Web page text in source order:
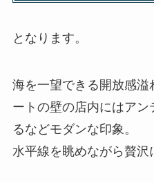
となります。
海を一望できる開放感溢
ートの壁の店内にはア
るなどモダンな印象。
水平線を眺めながら贅沢